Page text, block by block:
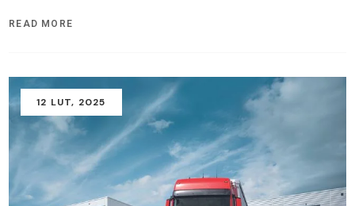
READ MORE
12 LUT, 2025